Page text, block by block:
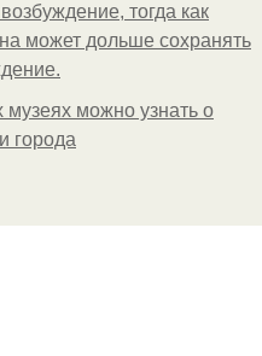
тогда как
может дольше сохранять
музеях можно узнать о
города